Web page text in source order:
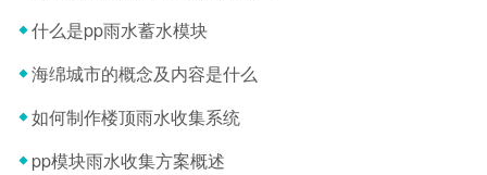
什么是pp雨水蓄水模块
海绵城市的概念及内容是什么
如何制作楼顶雨水收集系统
pp模块雨水收集方案概述